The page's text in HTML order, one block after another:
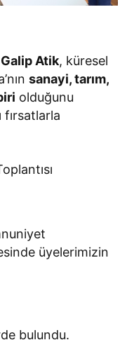
Galip Atik, küresel
sanayi, tarım,
olduğunu
üyelerimizin
bulundu.